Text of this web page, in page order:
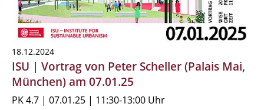
18.12.2024
ISU | Vortrag von Peter Scheller (Palais Mai,
München) am 07.01.25
PK 4.7 | 07.01.25 | 11:30-13:00 Uhr